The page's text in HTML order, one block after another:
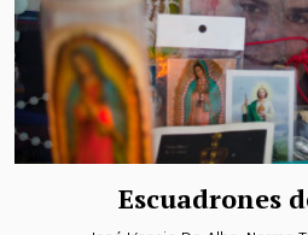
Escuadrones